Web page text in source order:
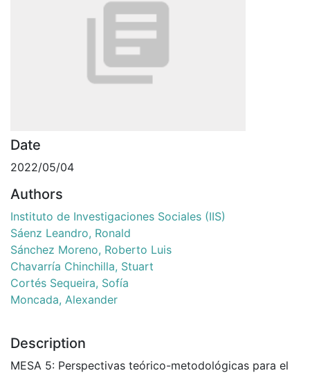
Date
2022/05/04
Authors
Instituto de Investigaciones Sociales (IIS)
Sáenz Leandro, Ronald
Sánchez Moreno, Roberto Luis
Chavarría Chinchilla, Stuart
Cortés Sequeira, Sofía
Moncada, Alexander
Description
MESA 5: Perspectivas teórico-metodológicas para el